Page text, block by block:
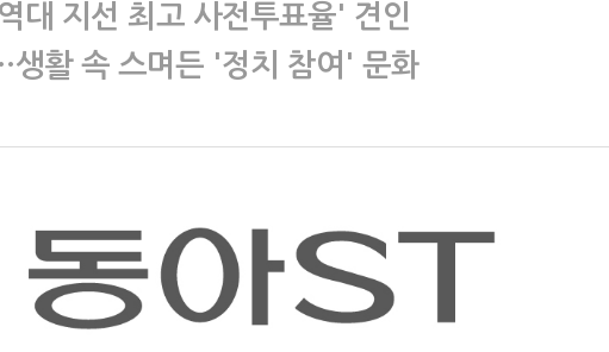
대 지선 최고 사전투표율' 견인
활 속 스며든 '정치 참여' 문화